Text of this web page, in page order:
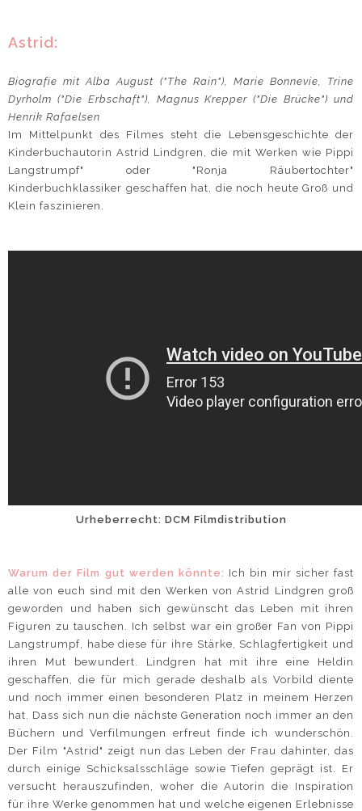
Astrid:
Biografie mit Alba August ("The Rain"), Marie Bonnevie, Trine
Dyrholm ("Die Erbschaft"), Magnus Krepper ("Die Brücke") und
Henrik Rafaelsen
Im Mittelpunkt des Filmes steht die Lebensgeschichte der
Kinderbuchautorin Astrid Lindgren, die mit Werken wie Pippi
Langstrumpf" oder "Ronja Räubertochter"
Kinderbuchklassiker geschaffen hat, die noch heute Groß und
Klein faszinieren.
Urheberrecht: DCM Filmdistribution
Warum der Film gut werden könnte: Ich bin mir sicher fast
alle von euch sind mit den Werken von Astrid Lindgren groß
geworden und haben sich gewünscht das Leben mit ihren
Figuren zu tauschen. Ich selbst war ein großer Fan von Pippi
Langstrumpf, habe diese für ihre Stärke, Schlagfertigkeit und
ihren Mut bewundert. Lindgren hat mit ihre eine Heldin
geschaffen, die für mich gerade deshalb als Vorbild diente
und noch immer einen besonderen Platz in meinem Herzen
hat. Dass sich nun die nächste Generation noch immer an den
Büchern und Verfilmungen erfreut finde ich wunderschön.
Der Film "Astrid" zeigt nun das Leben der Frau dahinter, das
durch einige Schicksalsschläge sowie Tiefen geprägt ist. Er
versucht herauszufinden, woher die Autorin die Inspiration
für ihre Werke genommen hat und welche eigenen Erlebnisse